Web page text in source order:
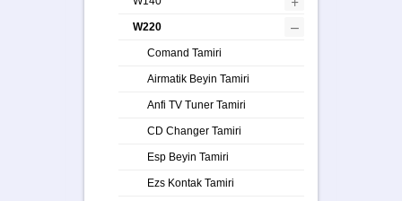
W220 –
Comand Tamiri
Airmatik Beyin Tamiri
Anfi TV Tuner Tamiri
CD Changer Tamiri
Esp Beyin Tamiri
Ezs Kontak Tamiri